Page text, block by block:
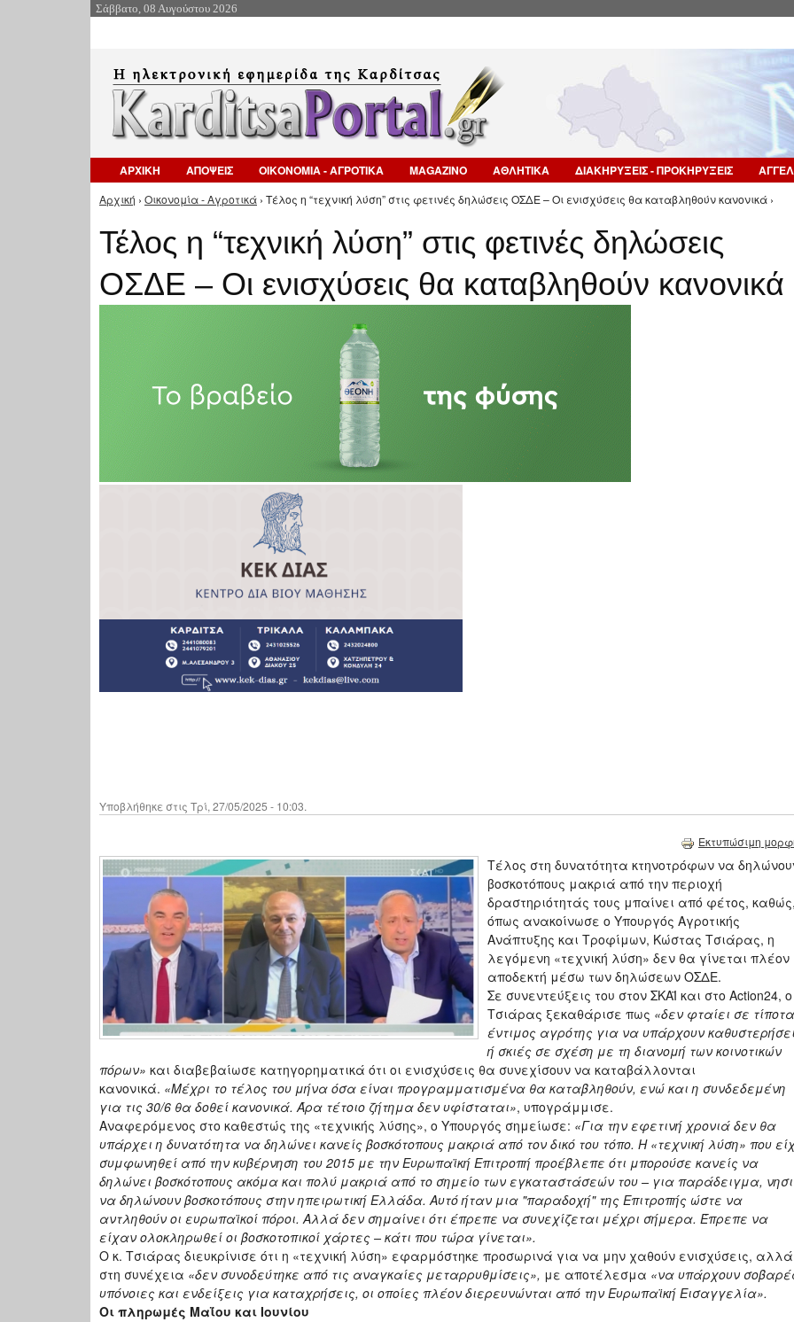
Σάββατο, 08 Αυγούστου 2026
ΑΡΧΙΚΗ ΑΠΟΨΕΙΣ ΟΙΚΟΝΟΜΙΑ - ΑΓΡΟΤΙΚΑ MAGAZINO ΑΘΛΗΤΙΚΑ ΔΙΑΚΗΡΥΞΕΙΣ - ΠΡΟΚΗΡΥΞΕΙΣ
Είστε εδώ
Αρχική › Οικονομία - Αγροτικά › Τέλος η “τεχνική λύση” στις φετινές δηλώσεις ΟΣΔΕ – Οι ενισχύσεις θα καταβληθούν κανονικά ›
Τέλος η “τεχνική λύση” στις φετινές δηλώσεις
ΟΣΔΕ – Οι ενισχύσεις θα καταβληθούν κανονικά
Υποβλήθηκε στις Τρί, 27/05/2025 - 10:03.
Εκτυπώσιμη
Τέλος στη δυνατότητα κτηνοτρόφων να
βοσκοτόπους μακριά από την περιοχή
δραστηριότητάς τους μπαίνει από φέτος,
όπως ανακοίνωσε ο Υπουργός Αγροτικής
Ανάπτυξης και Τροφίμων, Κώστας Τσιάρας, η
λεγόμενη «τεχνική λύση» δεν θα γίνεται πλέον
αποδεκτή μέσω των δηλώσεων ΟΣΔΕ.
Σε συνεντεύξεις του στον ΣΚΑΪ και στο Action24,
Τσιάρας ξεκαθάρισε πως «δεν φταίει σε
έντιμος αγρότης για να υπάρχουν
ή σκιές σε σχέση με τη διανομή των κοινοτικών
πόρων» και διαβεβαίωσε κατηγορηματικά ότι οι ενισχύσεις θα συνεχίσουν να καταβάλλονται
κανονικά. «Μέχρι το τέλος του μήνα όσα είναι προγραμματισμένα θα καταβληθούν, ενώ και η συνδεδεμένη
για τις 30/6 θα δοθεί κανονικά. Άρα τέτοιο ζήτημα δεν υφίσταται», υπογράμμισε.
Αναφερόμενος στο καθεστώς της «τεχνικής λύσης», ο Υπουργός σημείωσε: «Για την εφετινή χρονιά δεν θα
υπάρχει η δυνατότητα να δηλώνει κανείς βοσκότοπους μακριά από τον δικό του τόπο. Η «τεχνική λύση» που
συμφωνηθεί από την κυβέρνηση του 2015 με την Ευρωπαϊκή Επιτροπή προέβλεπε ότι μπορούσε κανείς να
δηλώνει βοσκότοπους ακόμα και πολύ μακριά από το σημείο των εγκαταστάσεών του – για παράδειγμα,
να δηλώνουν βοσκοτόπους στην ηπειρωτική Ελλάδα. Αυτό ήταν μια "παραδοχή" της Επιτροπής ώστε να
αντληθούν οι ευρωπαϊκοί πόροι. Αλλά δεν σημαίνει ότι έπρεπε να συνεχίζεται μέχρι σήμερα. Έπρεπε να
είχαν ολοκληρωθεί οι βοσκοτοπικοί χάρτες – κάτι που τώρα γίνεται».
Ο κ. Τσιάρας διευκρίνισε ότι η «τεχνική λύση» εφαρμόστηκε προσωρινά για να μην χαθούν ενισχύσεις, αλλά
στη συνέχεια «δεν συνοδεύτηκε από τις αναγκαίες μεταρρυθμίσεις», με αποτέλεσμα «να υπάρχουν
υπόνοιες και ενδείξεις για καταχρήσεις, οι οποίες πλέον διερευνώνται από την Ευρωπαϊκή Εισαγγελία».
Οι πληρωμές Μαΐου και Ιουνίου